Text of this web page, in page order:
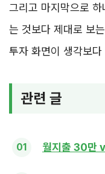
그리고 마지막으로
는 것보다 제대로 보
투자 화면이 생각보
관련 글
월지출 30만